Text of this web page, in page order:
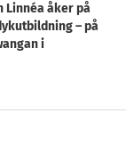
Linnéa åker på
– på
i